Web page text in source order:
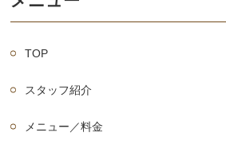
TOP
スタッフ紹介
メニュー／料金